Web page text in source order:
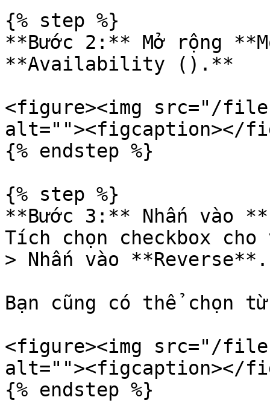
{% step %}
**Bước 2:** Mở rộng
**Availability ().**
<figure><img src="/files/
alt=""><figcaption></
{% endstep %}
{% step %}
**Bước 3:** Nhấn vào
Tích chọn checkbox cho
> Nhấn vào **Reverse**.
Bạn cũng có thể chọn
<figure><img src="/files/
alt=""><figcaption></
{% endstep %}